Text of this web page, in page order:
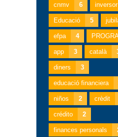
cnmv 6 inversor
Educació 5
efpa 4
app 3 català
diners 3
educació financiera
niños 2 crèdit
crédito 2
finances personals